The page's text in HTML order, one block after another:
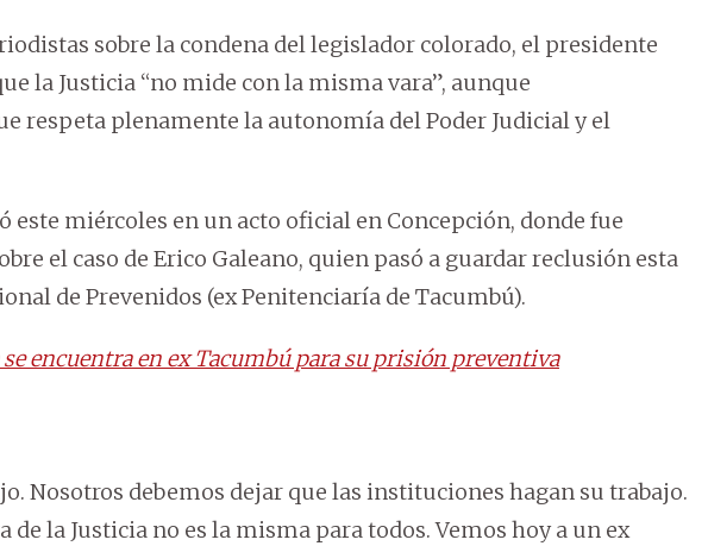
sobre la condena del legislador colorado, el presidente
la Justicia “no mide con la misma vara”, aunque
respeta plenamente la autonomía del Poder Judicial y el
este miércoles en un acto oficial en Concepción, donde fue
el caso de Erico Galeano, quien pasó a guardar reclusión esta
de Prevenidos (ex Penitenciaría de Tacumbú).
se encuentra en ex Tacumbú para su prisión preventiva
Nosotros debemos dejar que las instituciones hagan su trabajo.
de la Justicia no es la misma para todos. Vemos hoy a un ex